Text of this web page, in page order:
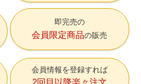
即完売の
会員限定商品の販売
会員情報を登録すれば
2回目以降楽々注文